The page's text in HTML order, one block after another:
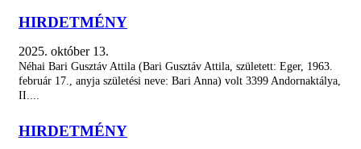
ÚTÉPÍTÉSI HÍRADÓ (AUGUSZTUS...
Az elmúlt 50 év legnagyobb...
Szakszerűen halad az egri vár...
Két évvel ezelőtt, 2024 őszén az (akkor...
SZÉPÜL A VÁROS: SÖVÉNYT VÁGNAK,...
Több helyszínen dolgoztak a héten a...
HIRDETMÉNY
2025. október 13.
Néhai Bari Gusztáv Attila (Bari Gusztáv Attila, született: Eger, 1963.
február 17., anyja születési neve: Bari Anna) volt 3399 Andornaktálya,
II....
HIRDETMÉNY